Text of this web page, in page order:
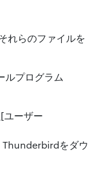
れらのファイルを
ルプログラム
ユーザー
Thunderbirdをダウ